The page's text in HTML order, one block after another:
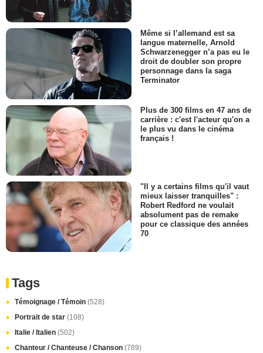
Même si l’allemand est sa
langue maternelle, Arnold
Schwarzenegger n’a pas eu le
droit de doubler son propre
personnage dans la saga
Terminator
Plus de 300 films en 47 ans de
carrière : c'est l'acteur qu'on a
le plus vu dans le cinéma
français !
"Il y a certains films qu'il vaut
mieux laisser tranquilles" :
Robert Redford ne voulait
absolument pas de remake
pour ce classique des années
70
Tags
Témoignage / Témoin (528)
Portrait de star (108)
Italie / Italien (502)
Chanteur / Chanteuse / Chanson (789)